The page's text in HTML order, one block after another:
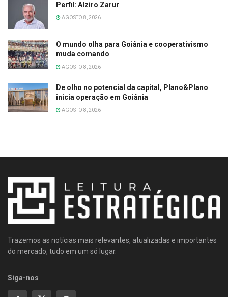
Perfil: Alziro Zarur
AGOSTO 8, 2026
O mundo olha para Goiânia e cooperativismo
muda comando
AGOSTO 8, 2026
De olho no potencial da capital, Plano&Plano
inicia operação em Goiânia
AGOSTO 8, 2026
Trazemos as notícias mais relevantes, atualizadas e importantes
do mercado, tudo em um só lugar.
Siga-nos